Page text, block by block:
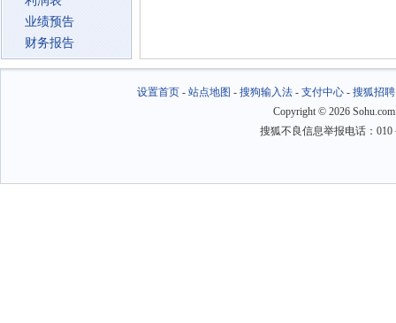
业绩预告
财务报告
设置首页- 站点地图 - 搜狗输入法- 支付中心- 搜狐招聘
Copyright © 2026
搜狐不良信息举报电话：010